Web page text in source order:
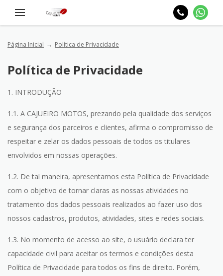
Página Inicial Política de Privacidade
Política de Privacidade
1. INTRODUÇÃO
1.1. A CAJUEIRO MOTOS, prezando pela qualidade dos serviços
e segurança dos parceiros e clientes, afirma o compromisso de
respeitar e zelar os dados pessoais de todos os titulares
envolvidos em nossas operações.
1.2. De tal maneira, apresentamos esta Política de Privacidade
com o objetivo de tornar claras as nossas atividades no
tratamento dos dados pessoais realizados ao fazer uso dos
nossos cadastros, produtos, atividades, sites e redes sociais.
1.3. No momento de acesso ao site, o usuário declara ter
capacidade civil para aceitar os termos e condições desta
Política de Privacidade para todos os fins de direito. Porém,